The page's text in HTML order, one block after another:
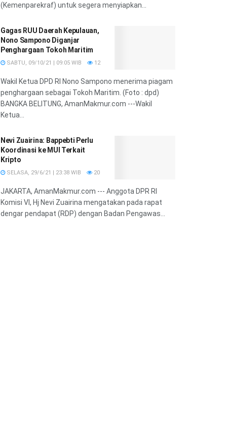
(Kemenparekraf) untuk segera menyiapkan...
Gagas RUU Daerah Kepulauan,
Nono Sampono Diganjar
Penghargaan Tokoh Maritim
SABTU, 09/10/21 | 09:05 WIB 12
Wakil Ketua DPD RI Nono Sampono menerima piagam
penghargaan sebagai Tokoh Maritim. (Foto : dpd)
BANGKA BELITUNG, AmanMakmur.com ---Wakil
Ketua...
Nevi Zuairina: Bappebti Perlu
Koordinasi ke MUI Terkait
Kripto
SELASA, 29/6/21 | 23:38 WIB 20
JAKARTA, AmanMakmur.com --- Anggota DPR RI
Komisi VI, Hj Nevi Zuairina mengatakan pada rapat
dengar pendapat (RDP) dengan Badan Pengawas...